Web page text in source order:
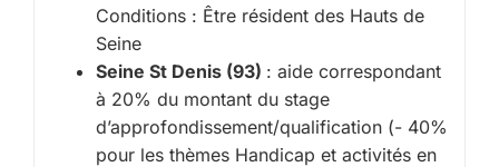
Conditions : Être résident des Hauts de
Seine
Seine St Denis (93) : aide correspondant
à 20% du montant du stage
d’approfondissement/qualification (- 40%
pour les thèmes Handicap et activités en